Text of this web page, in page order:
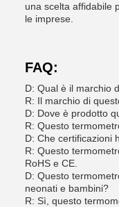
una scelta affidabile
le imprese.
FAQ:
D: Qual è il marchio
R: Il marchio di
D: Dove è prodotto
R: Questo
D: Che certificazioni
R: Questo
RoHS e CE.
D: Questo
neonati e bambini?
R: Sì, questo